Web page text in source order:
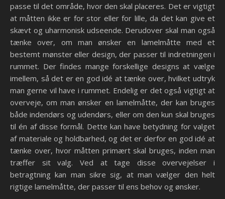
passe til det område, hvor den skal placeres. Det er vigtigt
at måtten ikke er for stor eller for lille, da det kan give et
skævt og uharmonisk udseende. Derudover skal man også
tænke over, om man ønsker en lamelmåtte med et
bestemt mønster eller design, der passer til indretningen i
rummet. Der findes mange forskellige designs at vælge
imellem, så det er en god idé at tænke over, hvilket udtryk
man gerne vil have i rummet. Endelig er det også vigtigt at
overveje, om man ønsker en lamelmåtte, der kan bruges
både indendørs og udendørs, eller om den kun skal bruges
til én af disse formål. Dette kan have betydning for valget
af materiale og holdbarhed, og det er derfor en god idé at
tænke over, hvor måtten primært skal bruges, inden man
træffer sit valg. Ved at tage disse overvejelser i
betragtning kan man sikre sig, at man vælger den helt
rigtige lamelmåtte, der passer til ens behov og ønsker.